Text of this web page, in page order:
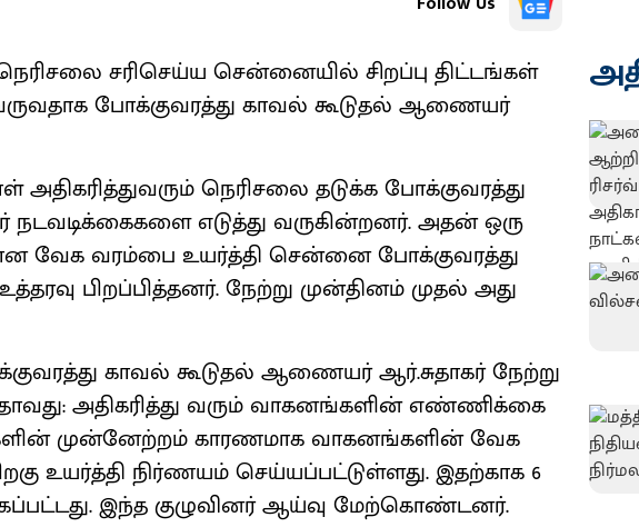
சரிசெய்ய சென்னையில் சிறப்பு திட்டங்கள்
போக்குவரத்து காவல் கூடுதல் ஆணையர்
நெரிசலை தடுக்க போக்குவரத்து
எடுத்து வருகின்றனர். அதன் ஒரு
வேக வரம்பை உயர்த்தி சென்னை போக்குவரத்து
பிறப்பித்தனர். நேற்று முன்தினம் முதல் அது
காவல் கூடுதல் ஆணையர் ஆர்.சுதாகர் நேற்று
அதிகரித்து வரும் வாகனங்களின் எண்ணிக்கை
முன்னேற்றம் காரணமாக வாகனங்களின் வேக
உயர்த்தி நிர்ணயம் செய்யப்பட்டுள்ளது. இதற்காக 6
இந்த குழுவினர் ஆய்வு மேற்கொண்டனர்.